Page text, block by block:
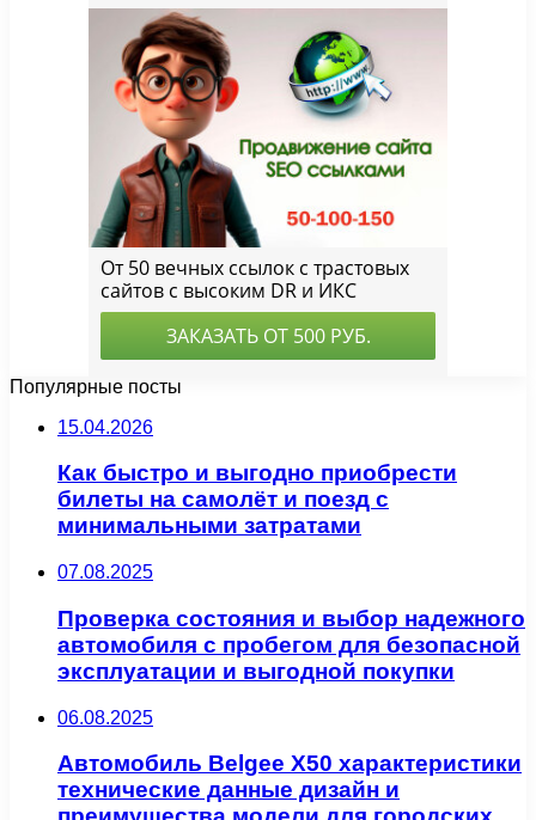
Популярные посты
15.04.2026
Как быстро и выгодно приобрести
билеты на самолёт и поезд с
минимальными затратами
07.08.2025
Проверка состояния и выбор надежного
автомобиля с пробегом для безопасной
эксплуатации и выгодной покупки
06.08.2025
Автомобиль Belgee X50 характеристики
технические данные дизайн и